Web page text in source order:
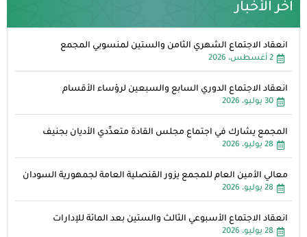
آخر الأخبار
انعقاد الاجتماع الشهري الثامن والستين لمنسوبي المجمع
2 أغسطس، 2026
انعقاد الاجتماع الدوري السابع والسبعين لرؤساء الأقسام
30 يوليو، 2026
المجمع يشارك في اجتماع مجلس القادة متعدِّدي الأديان بجنيف
28 يوليو، 2026
معالي الأمين العام للمجمع يزور القنصلية العامة لجمهورية السودان
28 يوليو، 2026
انعقاد الاجتماع الأسبوعي الثالث والستين بعد المائة للإدارات
28 يوليو، 2026